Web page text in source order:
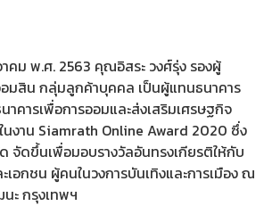
าคม พ.ศ. 2563 คุณอิสระ วงศ์รุ่ง รองผู้
อมสิน กลุ่มลูกค้าบุคคล เป็นผู้แทนธนาคาร
าคารเพื่อการออมและส่งเสริมเศรษฐกิจ
นงาน Siamrath Online Award 2020 ซึ่ง
จัดขึ้นเพื่อมอบรางวัลอันทรงเกียรติให้กับ
เอกชน ผู้คนในวงการบันเทิงและการเมือง ณ
ะ กรุงเทพฯ